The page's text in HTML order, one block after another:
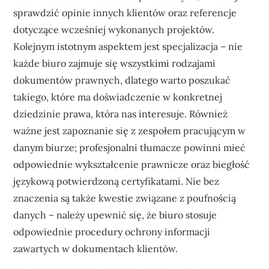
sprawdzić opinie innych klientów oraz referencje
dotyczące wcześniej wykonanych projektów.
Kolejnym istotnym aspektem jest specjalizacja – nie
każde biuro zajmuje się wszystkimi rodzajami
dokumentów prawnych, dlatego warto poszukać
takiego, które ma doświadczenie w konkretnej
dziedzinie prawa, która nas interesuje. Również
ważne jest zapoznanie się z zespołem pracującym w
danym biurze; profesjonalni tłumacze powinni mieć
odpowiednie wykształcenie prawnicze oraz biegłość
językową potwierdzoną certyfikatami. Nie bez
znaczenia są także kwestie związane z poufnością
danych – należy upewnić się, że biuro stosuje
odpowiednie procedury ochrony informacji
zawartych w dokumentach klientów.